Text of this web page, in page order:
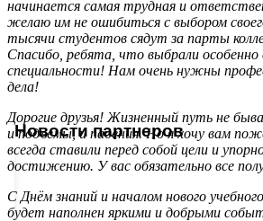
начинается самая трудная и
желаю им не ошибиться с выбором
тысячи студентов сядут за парты
Спасибо, ребята, что выбрали
специальности! Нам очень нужны
дела!
Дорогие друзья! Жизненный путь не
и подъемы, и падения. Но я хочу вам
всегда ставили перед собой цели и
достижению. У вас обязательно все
С Днём знаний и началом нового
будет наполнен яркими и добрыми
Новости партнеров